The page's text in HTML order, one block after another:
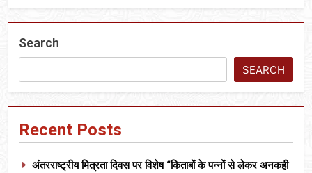
Search
SEARCH
Recent Posts
अंतरराष्ट्रीय मित्रता दिवस पर विशेष “किताबों के पन्नों से लेकर अनकही